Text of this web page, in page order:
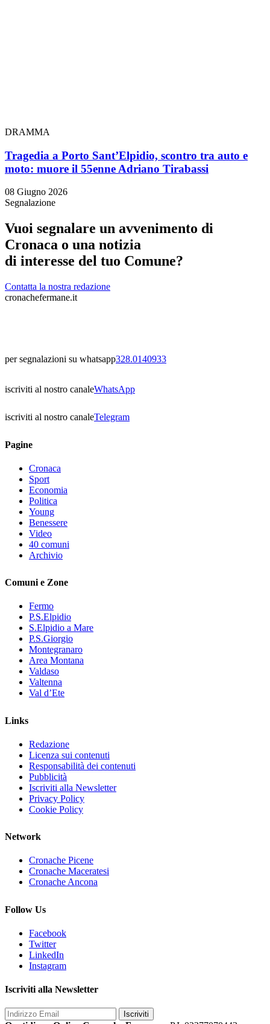
DRAMMA
Tragedia a Porto Sant’Elpidio, scontro tra auto e
moto: muore il 55enne Adriano Tirabassi
08 Giugno 2026
Segnalazione
Vuoi segnalare un avvenimento di
Cronaca o una notizia
di interesse del tuo Comune?
Contatta la nostra redazione
cronachefermane.it
per segnalazioni su whatsapp328.0140933
iscriviti al nostro canaleWhatsApp
iscriviti al nostro canaleTelegram
Pagine
Cronaca
Sport
Economia
Politica
Young
Benessere
Video
40 comuni
Archivio
Comuni e Zone
Fermo
P.S.Elpidio
S.Elpidio a Mare
P.S.Giorgio
Montegranaro
Area Montana
Valdaso
Valtenna
Val d’Ete
Links
Redazione
Licenza sui contenuti
Responsabilità dei contenuti
Pubblicità
Iscriviti alla Newsletter
Privacy Policy
Cookie Policy
Network
Cronache Picene
Cronache Maceratesi
Cronache Ancona
Follow Us
Facebook
Twitter
LinkedIn
Instagram
Iscriviti alla Newsletter
Iscriviti